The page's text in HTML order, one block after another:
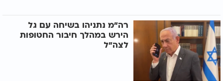
רה"מ נתניהו בשיחה עם גל
הירש במהלך חיבור החטופות
לצה"ל